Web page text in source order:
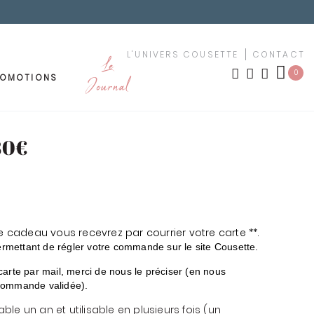
TISSUS PAR COULEUR
KIT YOUSCHOOL
Le
Journal
L'UNIVERS COUSETTE CONTACT
0
cadeau vous recevrez par courrier votre carte **.
de régler votre commande sur le site Cousette.
par mail, merci de nous le préciser (en nous
validée).
un an et utilisable en plusieurs fois (un